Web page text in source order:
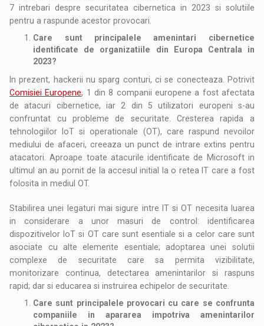
7 intrebari despre securitatea cibernetica in 2023 si solutiile
pentru a raspunde acestor provocari.
Care sunt principalele amenintari cibernetice
identificate de organizatiile din Europa Centrala in
2023?
In prezent, hackerii nu sparg conturi, ci se conecteaza. Potrivit
Comisiei Europene, 1 din 8 companii europene a fost afectata
de atacuri cibernetice, iar 2 din 5 utilizatori europeni s-au
confruntat cu probleme de securitate. Cresterea rapida a
tehnologiilor IoT si operationale (OT), care raspund nevoilor
mediului de afaceri, creeaza un punct de intrare extins pentru
atacatori. Aproape toate atacurile identificate de Microsoft in
ultimul an au pornit de la accesul initial la o retea IT care a fost
folosita in mediul OT.
Stabilirea unei legaturi mai sigure intre IT si OT necesita luarea
in considerare a unor masuri de control: identificarea
dispozitivelor IoT si OT care sunt esentiale si a celor care sunt
asociate cu alte elemente esentiale; adoptarea unei solutii
complexe de securitate care sa permita vizibilitate,
monitorizare continua, detectarea amenintarilor si raspuns
rapid; dar si educarea si instruirea echipelor de securitate.
Care sunt principalele provocari cu care se confrunta
companiile in apararea impotriva amenintarilor